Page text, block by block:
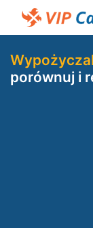
porównuj i